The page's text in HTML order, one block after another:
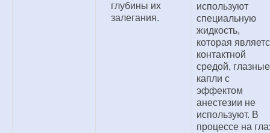
глубины их
залегания.
используют
специальную
жидкость,
которая
контактной
средой, глазные
капли с
эффектом
анестезии не
используют. В
процессе на